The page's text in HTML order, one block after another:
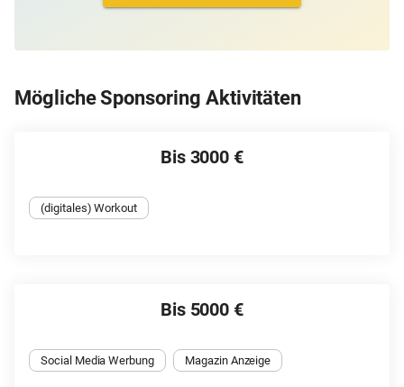
Mögliche Sponsoring Aktivitäten
Bis 3000 €
(digitales) Workout
Bis 5000 €
Social Media Werbung Magazin Anzeige